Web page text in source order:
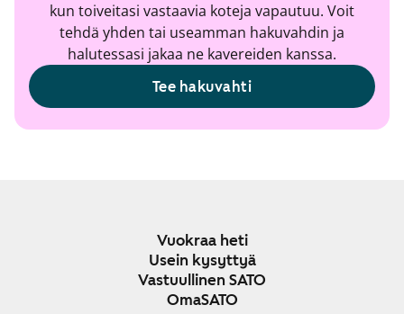
kun toiveitasi vastaavia koteja vapautuu. Voit
tehdä yhden tai useamman hakuvahdin ja
halutessasi jakaa ne kavereiden kanssa.
Tee hakuvahti
Vuokraa heti
Usein kysyttyä
Vastuullinen SATO
OmaSATO